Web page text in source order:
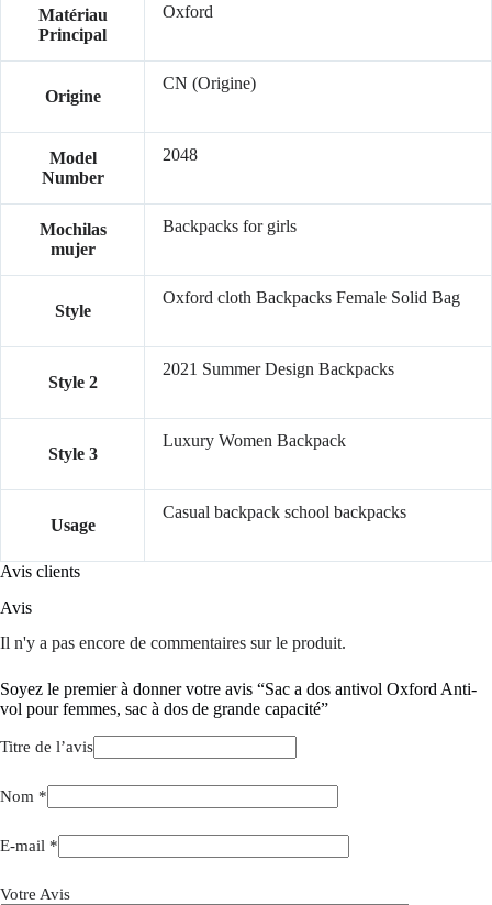
Matériau
Principal
Oxford
Origine
CN (Origine)
Model
Number
2048
Mochilas
mujer
Backpacks for girls
Style
Oxford cloth Backpacks Female Solid Bag
Style 2
2021 Summer Design Backpacks
Style 3
Luxury Women Backpack
Usage
Casual backpack school backpacks
Avis clients
Avis
Il n'y a pas encore de commentaires sur le produit.
Soyez le premier à donner votre avis “Sac a dos antivol Oxford Anti-
vol pour femmes, sac à dos de grande capacité”
Titre de l’avis
Nom *
E-mail *
Votre Avis